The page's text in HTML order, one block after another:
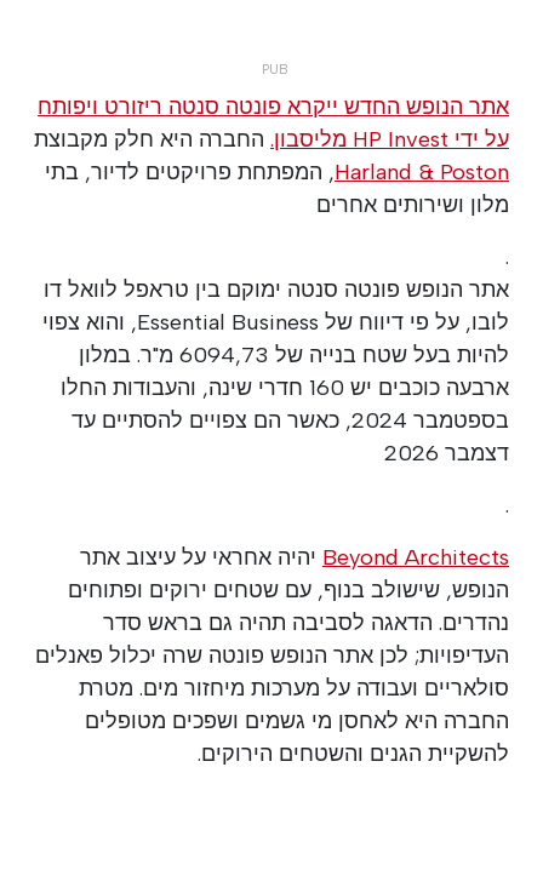
אתר הנופש החדש ייקרא פונטה סנטה ריזורט ויפותח
על ידי HP Invest מליסבון.
החברה היא חלק מקבוצת
Harland & Poston, המפתחת פרויקטים לדיור, בתי
מלון ושירותים אחרים
.
אתר הנופש פונטה סנטה ימוקם בין טראפל לוואל דו
לובו, על פי דיווח של Essential Business, והוא צפוי
להיות בעל שטח בנייה של 6094,73 מ"ר. במלון
ארבעה כוכבים יש 160 חדרי שינה, והעבודות החלו
בספטמבר 2024, כאשר הם צפויים להסתיים עד
דצמבר 2026
.
Beyond Architects יהיה אחראי על עיצוב אתר
הנופש, שישולב בנוף, עם שטחים ירוקים ופתוחים
נהדרים. הדאגה לסביבה תהיה גם בראש סדר
העדיפויות; לכן אתר הנופש פונטה שרה יכלול פאנלים
סולאריים ועבודה על מערכות מיחזור מים. מטרת
החברה היא לאחסן מי גשמים ושפכים מטופלים
להשקיית הגנים והשטחים הירוקים.